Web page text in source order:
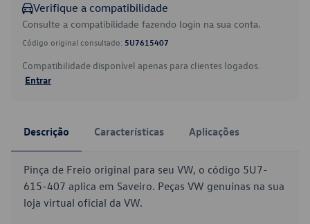
Verifique a compatibilidade
Consulte a compatibilidade fazendo login na sua conta.
Código original consultado: 5U7615407
Compatibilidade disponível apenas para clientes logados.
Entrar
Descrição Características Aplicações
Pinça de Freio original para seu VW, o código 5U7-
615-407 aplica em Saveiro. Peças VW genuínas na sua
loja virtual oficial da VW.